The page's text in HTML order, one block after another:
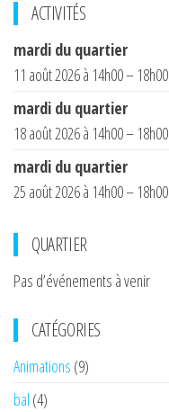
ACTIVITÉS
mardi du quartier
11 août 2026 à 14h00 – 18h00
mardi du quartier
18 août 2026 à 14h00 – 18h00
mardi du quartier
25 août 2026 à 14h00 – 18h00
QUARTIER
Pas d’événements à venir
CATÉGORIES
Animations (9)
bal (4)